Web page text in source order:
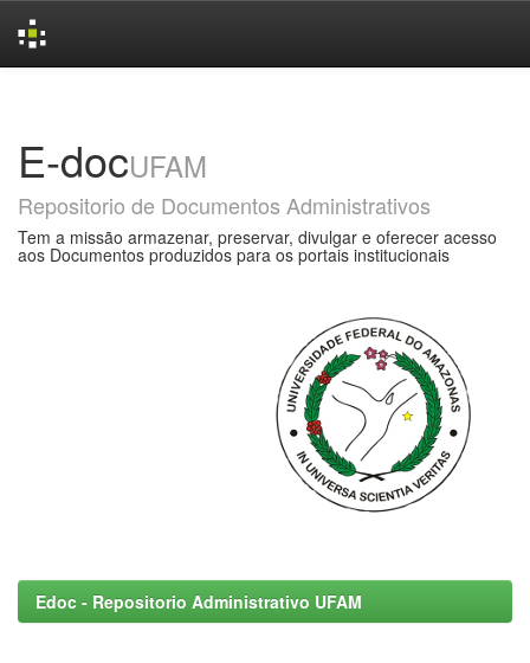
E-docUFAM
Repositorio de Documentos Administrativos
Tem a missão armazenar, preservar, divulgar e oferecer acesso
aos Documentos produzidos para os portais institucionais
Edoc - Repositorio Administrativo UFAM